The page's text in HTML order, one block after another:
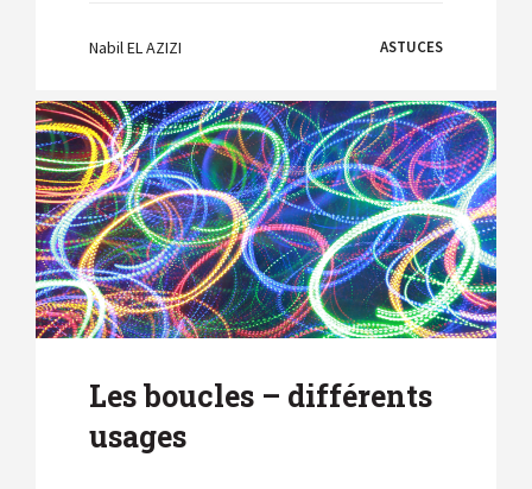
Nabil EL AZIZI ASTUCES
Les boucles – différents
usages